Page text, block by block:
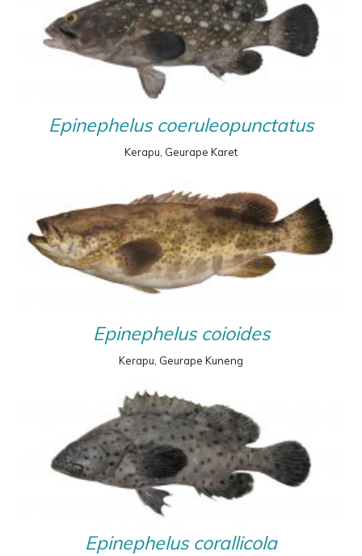
Epinephelus coeruleopunctatus
Kerapu, Geurape Karet
Epinephelus coioides
Kerapu, Geurape Kuneng
Epinephelus corallicola